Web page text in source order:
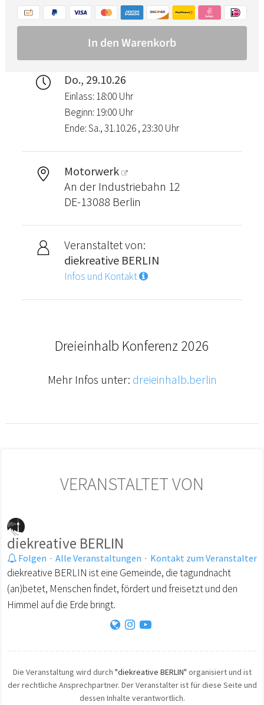
Do., 29.10.26
Einlass: 18:00 Uhr
Beginn: 19:00 Uhr
Ende: Sa., 31.10.26 , 23:30 Uhr
Motorwerk
An der Industriebahn 12
DE-13088 Berlin
Veranstaltet von:
diekreative BERLIN
Infos und Kontakt
Dreieinhalb Konferenz 2026
Mehr Infos unter: dreieinhalb.berlin
VERANSTALTET VON
diekreative BERLIN
Folgen · Alle Veranstaltungen · Kontakt zum Veranstalter
diekreative BERLIN ist eine Gemeinde, die tagundnacht
(an)betet, Menschen findet, fördert und freisetzt und den
Himmel auf die Erde bringt.
Die Veranstaltung wird durch "diekreative BERLIN" organisiert und ist
der rechtliche Ansprechpartner. Der Veranstalter ist für diese Seite und
dessen Inhalte verantwortlich.